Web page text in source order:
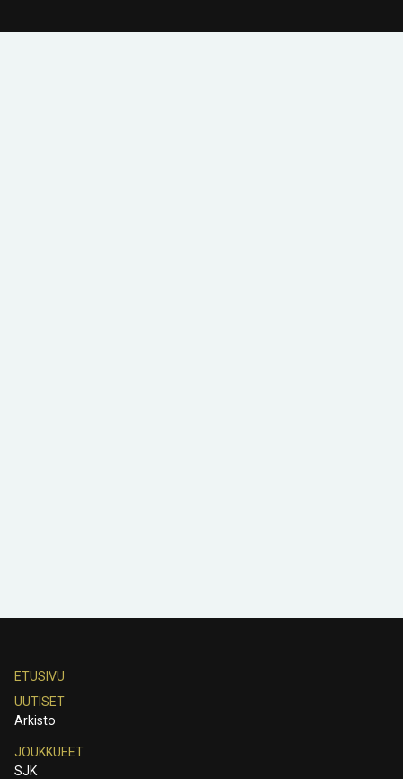
ETUSIVU
UUTISET
Arkisto
JOUKKUEET
SJK